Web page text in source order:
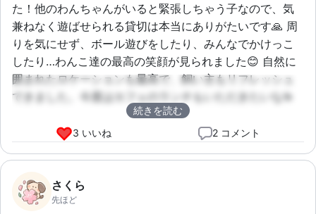
た！他のわんちゃんがいると緊張しちゃう子なので、気
兼ねなく遊ばせられる貸切は本当にありがたいです🙏 周
りを気にせず、ボール遊びをしたり、みんなでかけっこ
したり…わんこ達の最高の笑顔が見られました😊 自然に
囲まれたロケーションも最高で、飼い主もリフレッシュ
できました。今度はカフェのランチもいただきたいな☕
続きを読む
3 いいね
2 コメント
さくら
先ほど